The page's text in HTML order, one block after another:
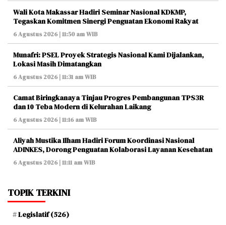
Wali Kota Makassar Hadiri Seminar Nasional KDKMP,
Tegaskan Komitmen Sinergi Penguatan Ekonomi Rakyat
6 Agustus 2026 | 11:50 am WIB
Munafri: PSEL Proyek Strategis Nasional Kami Dijalankan,
Lokasi Masih Dimatangkan
6 Agustus 2026 | 11:31 am WIB
Camat Biringkanaya Tinjau Progres Pembangunan TPS3R
dan 10 Teba Modern di Kelurahan Laikang
6 Agustus 2026 | 11:16 am WIB
Aliyah Mustika Ilham Hadiri Forum Koordinasi Nasional
ADINKES, Dorong Penguatan Kolaborasi Layanan Kesehatan
6 Agustus 2026 | 11:11 am WIB
TOPIK TERKINI
Legislatif(526)